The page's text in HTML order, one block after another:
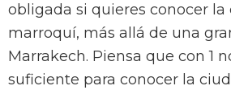
obligada si quieres conocer la
marroquí, más allá de una
Marrakech. Piensa que con 1
suficiente para conocer la